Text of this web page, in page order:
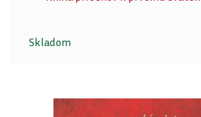
Skladom